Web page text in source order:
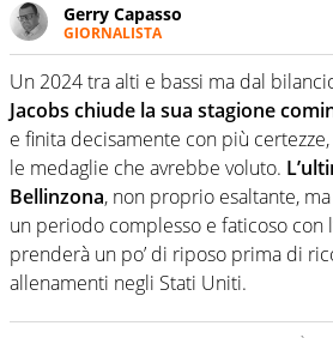
Gerry Capasso
GIORNALISTA
Per lui gli sport americani non
football, baseball e la capacità
dove altri non vedono granché
Un 2024 tra alti e bassi ma dal
Jacobs chiude la sua stagione
e finita decisamente con più
le medaglie che avrebbe voluto.
Bellinzona, non proprio esaltante,
un periodo complesso e faticoso con
prenderà un po’ di riposo prima di
allenamenti negli Stati Uniti.